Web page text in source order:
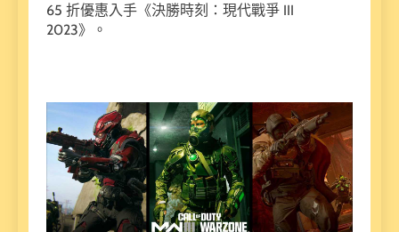
65 折優惠入手《決勝時刻：現代戰爭 III
2023》。